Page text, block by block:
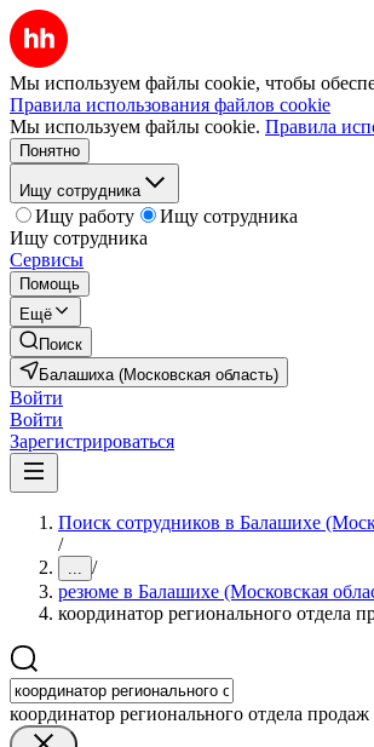
Мы используем файлы cookie, чтобы
Правила использования файлов cookie
Мы используем файлы cookie. Правила
Понятно
Ищу сотрудника
Ищу работу
Ищу сотрудника
Ищу сотрудника
Сервисы
Помощь
Ещё
Поиск
Балашиха (Московская область)
Войти
Войти
Зарегистрироваться
Поиск сотрудников в Балашихе
/
... /
резюме в Балашихе (Московская
координатор регионального отдела
координатор регионального отдела продаж